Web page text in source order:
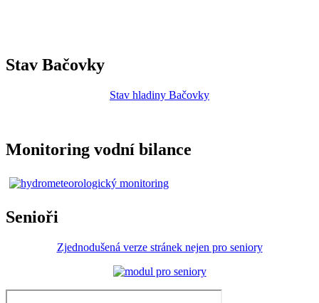
Stav Bačovky
Stav hladiny Bačovky
Monitoring vodní bilance
Senioři
Zjednodušená verze stránek nejen pro seniory